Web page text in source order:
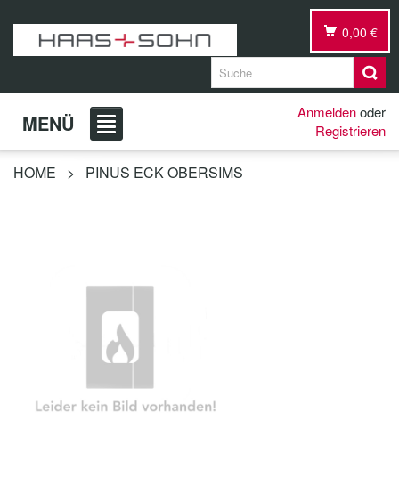
0,00 €
MENÜ Anmeldenoder
Registrieren
HOME > PINUS ECK OBERSIMS